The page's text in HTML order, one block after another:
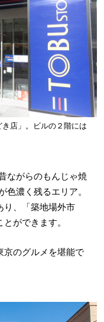
き店」。ビルの２階には
ながらのもんじゃ焼
色濃く残るエリア。
り、「築地場外市
ができます。
京のグルメを堪能で